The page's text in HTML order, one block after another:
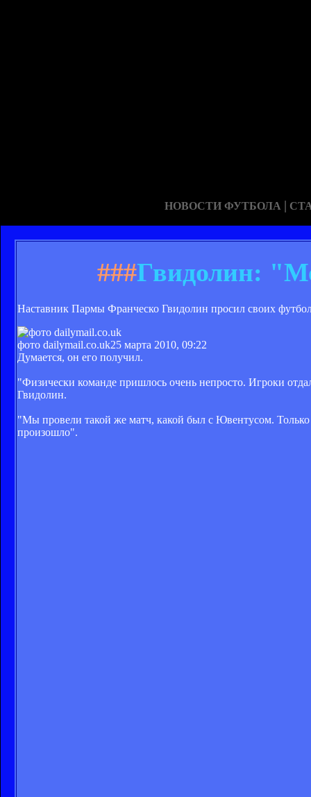
НОВОСТИ ФУТБОЛА |
###Гвидолин:
Наставник Пармы Франческо Гвидолин просил своих
фото dailymail.co.uk25 марта 2010, 09:22
Думается, он его получил.
"Физически команде пришлось очень непросто. Игроки
Гвидолин.
"Мы провели такой же матч, какой был с Ювентусом. Только
произошло".